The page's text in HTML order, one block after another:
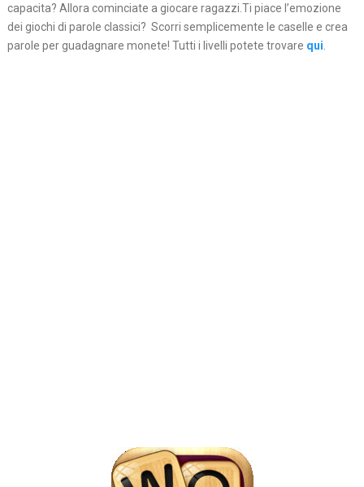
capacita? Allora cominciate a giocare ragazzi.Ti piace l’emozione
dei giochi di parole classici? Scorri semplicemente le caselle e crea
parole per guadagnare monete! Tutti i livelli potete trovare qui.